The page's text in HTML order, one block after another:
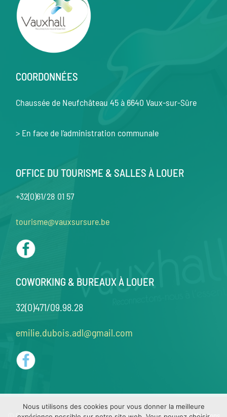
COORDONNÉES
Chaussée de Neufchâteau 45 à 6640 Vaux-sur-Sûre
> En face de l’administration communale
OFFICE DU TOURISME & SALLES À LOUER
+32(0)61/28 01 57
tourisme@vauxsursure.be
COWORKING & BUREAUX À LOUER
32(0)471/09.98.28
emilie.dubois.adl@gmail.com
Nous utilisons des cookies pour vous donner la meilleure